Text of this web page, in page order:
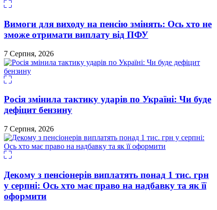
Вимоги для виходу на пенсію змінять: Ось хто не
зможе отримати виплату від ПФУ
7 Серпня, 2026
Росія змінила тактику ударів по Україні: Чи буде
дефіцит бензину
7 Серпня, 2026
Декому з пенсіонерів виплатять понад 1 тис. грн
у серпні: Ось хто має право на надбавку та як її
оформити